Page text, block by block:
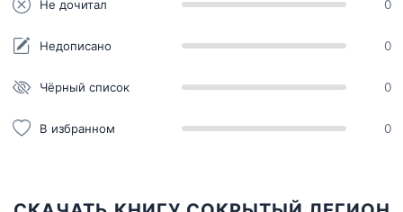
Не дочитал 0
Недописано 0
Чёрный список 0
В избранном 0